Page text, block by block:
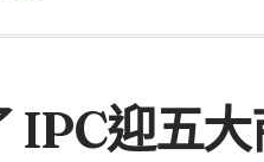
IPC迎五大